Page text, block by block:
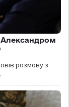
розмову з